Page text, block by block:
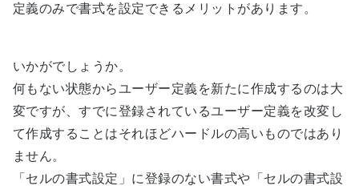
定義のみで書式を設定できるメリットがあります。
いかがでしょうか。
何もない状態からユーザー定義を新たに作成するのは大
変ですが、すでに登録されているユーザー定義を改変し
て作成することはそれほどハードルの高いものではあり
ません。
「セルの書式設定」に登録のない書式や「セルの書式設